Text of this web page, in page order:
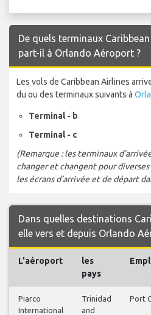
De quels terminaux
part-il à Orlando Aéroport ?
Les vols de Caribbean Airlines
du ou des terminaux suivants à
Terminal - b
Terminal - c
(Remarque : les terminaux
changer et changent pour
les écrans d'arrivée et de départ
Dans quelles destinations
elle vers et depuis Orlando
L'aéroport
les
pays
Piarco
International
Trinidad
and
Port